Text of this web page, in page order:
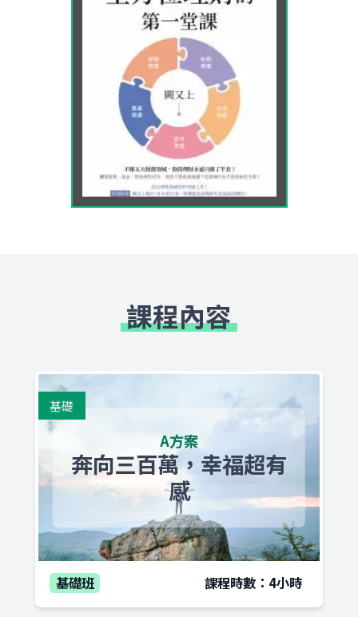
課程內容
A方案
奔向三百萬，幸福超有
感
基礎
基礎班 課程時數：4小時